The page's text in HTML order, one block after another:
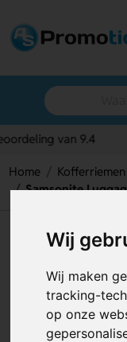
Wij
Wij maken
tracking-
op onze
Home
Kofferriemen
Samsonite
Luggage
Artikelnummer: